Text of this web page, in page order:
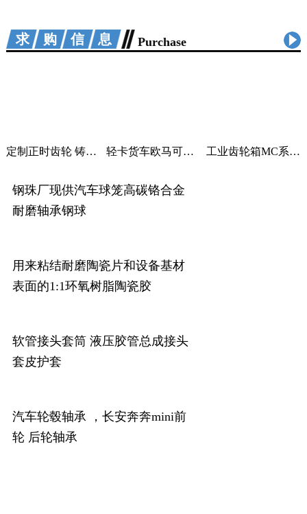
求购信息 Purchase
定制正时齿轮 铸铁曲轴加工 适用汽车机械 轻卡货车欧马可采尔孚变速箱ZF5S400V变速箱 工业齿轮箱MC系列大功率减速机M系列直角变速器平行变速箱
钢珠厂现供汽车球笼高碳铬合金
耐磨轴承钢球
用来粘结耐磨陶瓷片和设备基材
表面的1:1环氧树脂陶瓷胶
软管接头套筒 液压胶管总成接头
套皮护套
汽车轮毂轴承 ，长安奔奔mini前
轮 后轮轴承